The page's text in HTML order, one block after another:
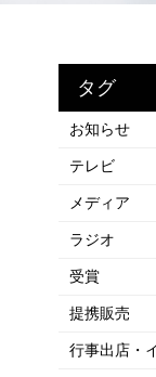
タグ
お知らせ
テレビ
メディア
ラジオ
受賞
提携販売
行事出店・